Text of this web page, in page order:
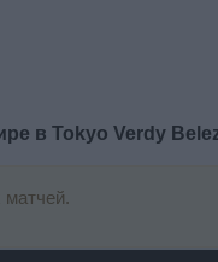
в Tokyo Verdy
матчей.